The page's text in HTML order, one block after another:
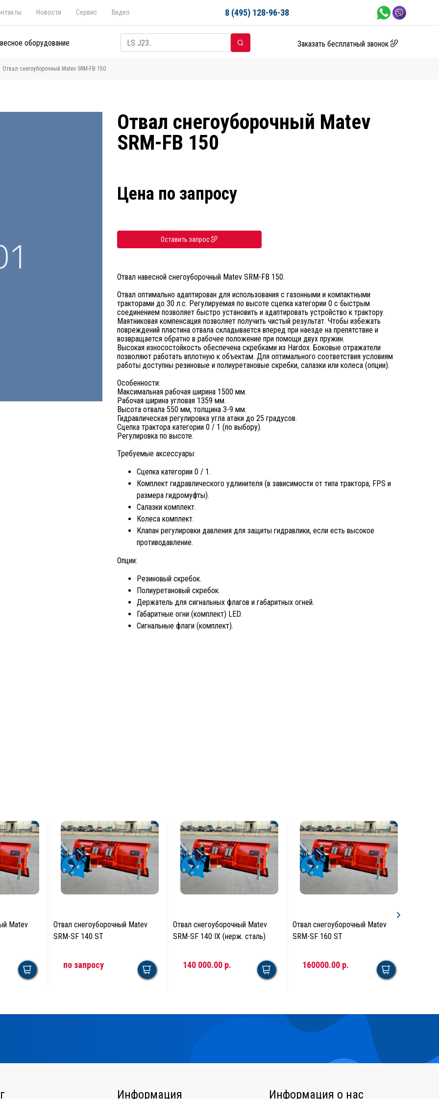
Новости Сервис Видео 8 (495) 128-96-38
оборудование Заказать бесплатный звонок
Отвал снегоуборочный Matev SRM-FB 150
Отвал снегоуборочный Matev
SRM-FB 150
Цена по запросу
Оставить запрос
Отвал навесной снегоуборочный Matev SRM-FB 150.
Отвал оптимально адаптирован для использования с газонными и компактными
тракторами до 30 л.с. Регулируемая по высоте сцепка категории 0 с быстрым
соединением позволяет быстро установить и адаптировать устройство к трактору.
Маятниковая компенсация позволяет получить чистый результат. Чтобы избежать
повреждений пластина отвала складывается вперед при наезде на препятствие и
возвращается обратно в рабочее положение при помощи двух пружин.
Высокая износостойкость обеспечена скребками из Hardox. Боковые отражатели
позволяют работать вплотную к объектам. Для оптимального соответствия условиям
работы доступны резиновые и полиуретановые скребки, салазки или колеса (опции).
Особенности:
Максимальная рабочая ширина 1500 мм.
Рабочая ширина угловая 1359 мм.
Высота отвала 550 мм, толщина 3-9 мм.
Гидравлическая регулировка угла атаки до 25 градусов.
Сцепка трактора категории 0 / 1 (по выбору).
Регулировка по высоте.
Требуемые аксессуары:
Сцепка категории 0 / 1.
Комплект гидравлического удлинителя (в зависимости от типа трактора, FPS и
размера гидромуфты).
Салазки комплект.
Колеса комплект.
Клапан регулировки давления для защиты гидравлики, если есть высокое
противодавление.
Опции:
Резиновый скребок.
Полиуретановый скребок.
Держатель для сигнальных флагов и габаритных огней.
Габаритные огни (комплект) LED.
Сигнальные флаги (комплект).
Matev
Отвал снегоуборочный Matev
SRM-SF 140 ST
по запросу
Отвал снегоуборочный Matev
SRM-SF 140 IX (нерж. сталь)
140 000.00 р.
Отвал снегоуборочный Matev
SRM-SF 160 ST
160000.00 р.
Информация Информация о нас